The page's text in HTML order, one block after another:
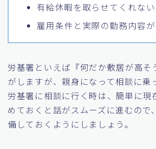
有給休暇を取らせてくれない
雇用条件と実際の勤務内容
労基署といえば『何だか敷居が高そ
がしますが、親身になって相談に乗
労基署に相談に行く時は、簡単に現
めておくと話がスムーズに進むので
備しておくようにしましょう。